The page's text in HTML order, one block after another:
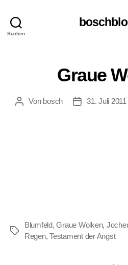
Suchen
Graue
Beitragsautor
Von bosch 31. Juli 2011
Schlagwörter
Blumfeld,Graue Wolken,
Regen,Testament der Angst